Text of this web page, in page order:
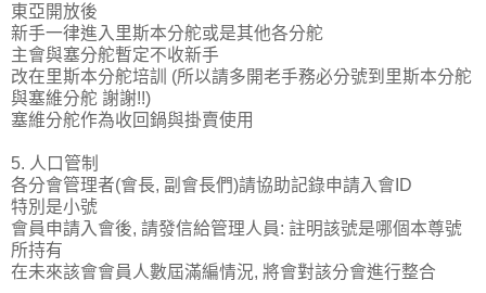
東亞開放後
新手一律進入里斯本分舵或是其他各分舵
主會與塞分舵暫定不收新手
改在里斯本分舵培訓 (所以請多開老手務必分號到里斯本分舵
與塞維分舵 謝謝!!)
塞維分舵作為收回鍋與掛賣使用
5. 人口管制
各分會管理者(會長, 副會長們)請協助記錄申請入會ID
特別是小號
會員申請入會後, 請發信給管理人員: 註明該號是哪個本尊號
所持有
在未來該會會員人數屆滿編情況, 將會對該分會進行整合